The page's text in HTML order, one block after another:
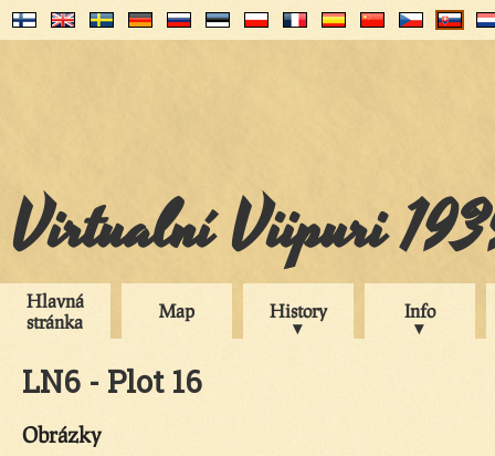
Virtualní Viipuri
Hlavná
stránka
Map History Info
LN6 - Plot 16
Obrázky